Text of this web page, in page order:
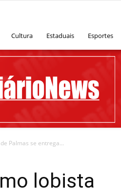
Cultura Estaduais Esportes
Palmas se entrega...
lobista